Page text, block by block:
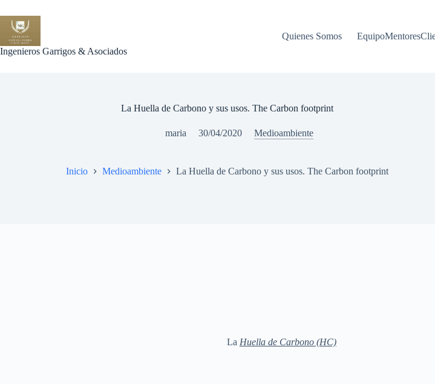
al
contenido
Ingenieros Garrigos & Asociados
Quienes Somos
La Huella de Carbono y sus usos. The Carbon footprint
maria 30/04/2020 Medioambiente
Inicio Medioambiente La Huella de Carbono y sus usos. The Carbon footprint
La Huella de Carbono (HC)